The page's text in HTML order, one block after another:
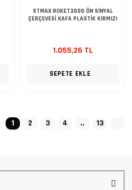
STMAX ROKET3000 ÖN SİNYAL
ÇERÇEVESİ KAFA PLASTİK KIRMIZI
1.055,26 TL
SEPETE EKLE
1 2 3 4 .. 13